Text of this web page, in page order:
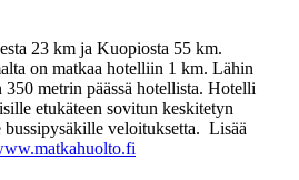
23 km ja Kuopiosta 55 km.
on matkaa hotelliin 1 km. Lähin
metrin päässä hotellista. Hotelli
etukäteen sovitun keskitetyn
veloituksetta. Lisää